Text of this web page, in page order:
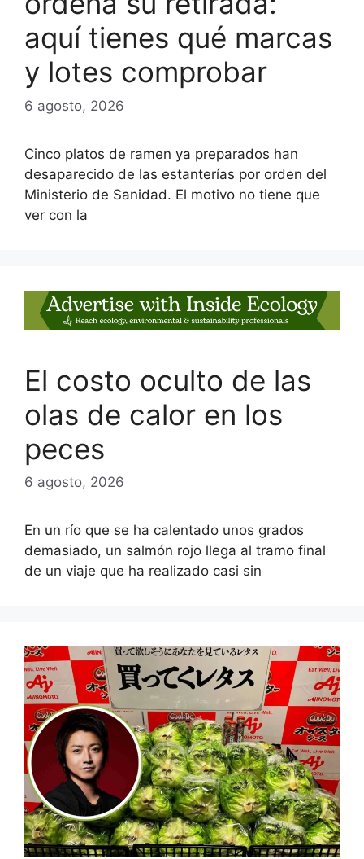
aquí tienes qué marcas
y lotes comprobar
6 agosto, 2026
Cinco platos de ramen ya preparados han
desaparecido de las estanterías por orden del
Ministerio de Sanidad. El motivo no tiene que
ver con la
El costo oculto de las
olas de calor en los
peces
6 agosto, 2026
En un río que se ha calentado unos grados
demasiado, un salmón rojo llega al tramo final
de un viaje que ha realizado casi sin